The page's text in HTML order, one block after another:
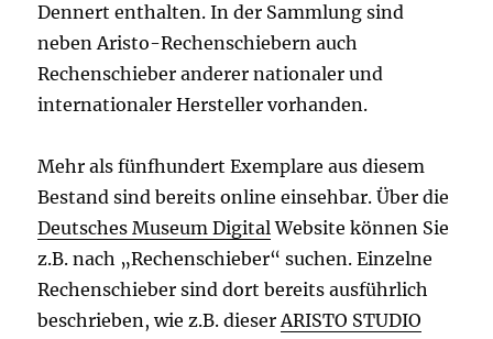
Dennert enthalten. In der Sammlung sind
neben Aristo-Rechenschiebern auch
Rechenschieber anderer nationaler und
internationaler Hersteller vorhanden.
Mehr als fünfhundert Exemplare aus diesem
Bestand sind bereits online einsehbar. Über die
Deutsches Museum DigitalWebsite können Sie
z.B. nach „Rechenschieber“ suchen. Einzelne
Rechenschieber sind dort bereits ausführlich
beschrieben, wie z.B. dieserARISTO STUDIO